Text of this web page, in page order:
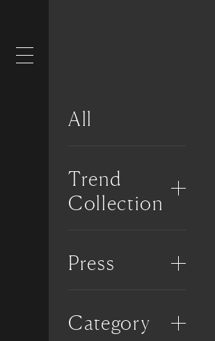
All
Trend
Collection
Press
Category